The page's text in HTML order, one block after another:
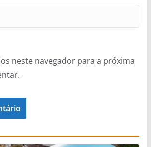
neste navegador para a próxima